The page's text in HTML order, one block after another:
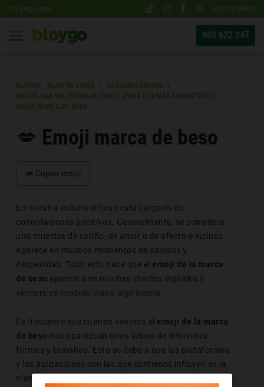
Ir a yoigo.com SOY CLIENTE
900 622 247
BLOYGO - BLOG DE YOIGO
GLOSARIO EMOJIS
EMOJIS SAN VALENTÍN&#X1F48C;: ¡PARA LOS MÁS ROMÁNTICOS!
EMOJI MARCA DE BESO
💋 Emoji marca de beso
💋 Copiar emoji
En nuestra cultura el beso está cargado de
connotaciones positivas. Generalmente, se considera
una muestra de cariño, de amor o de afecto e incluso
aparece en muchos momentos de saludos y
despedidas. Todo esto hace que el emoji de la marca
de beso aparezca en muchas charlas digitales y
siempre es recibido como algo bueno.
Es frecuente que cuando veamos al emoji de la marca
de beso nos aparezcan unos labios de diferentes
formas y tamaños. Esto se debe a que las plataformas
y las aplicaciones con las que contemos influyen en la
manera en la que lo vemos. Además, el S.O. que